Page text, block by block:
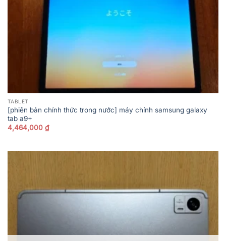
TABLET
[phiên bản chính thức trong nước] máy chính samsung galaxy
tab a9+
4,464,000 ₫